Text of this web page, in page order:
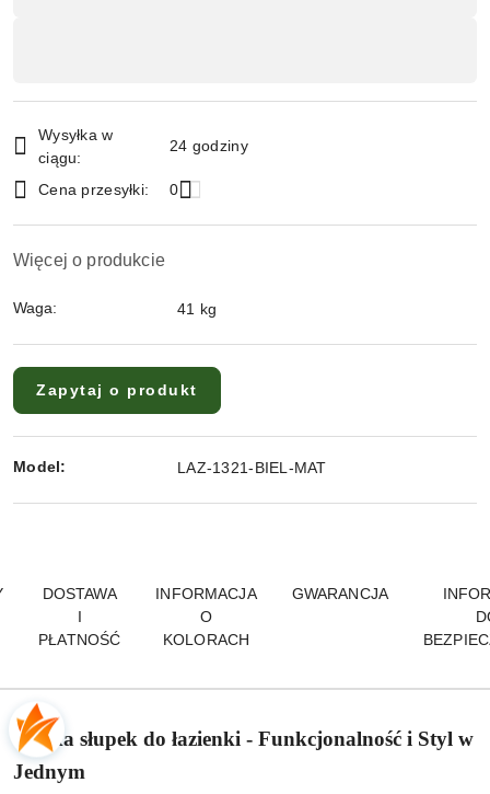
Wysyłka w
ciągu:
24 godziny
Cena przesyłki: 0
Więcej o produkcie
Waga: 41 kg
Zapytaj o produkt
Model: LAZ-1321-BIEL-MAT
DOSTAWA
I
PŁATNOŚĆ
INFORMACJA
O
KOLORACH
GWARANCJA
Szafka słupek do łazienki - Funkcjonalność i Styl w
Jednym